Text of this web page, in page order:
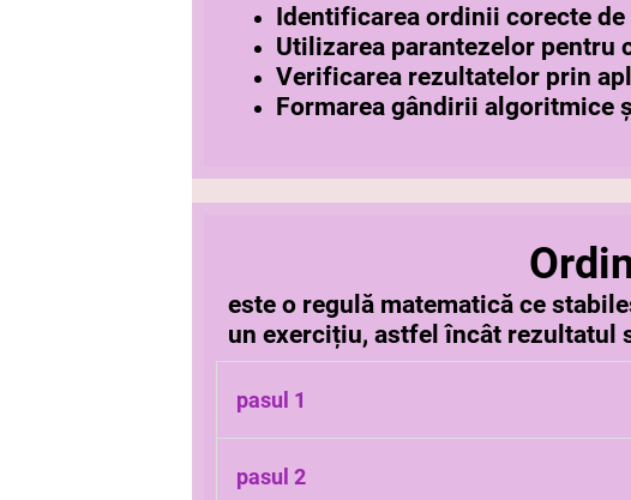
Identificarea ordinii corecte
Utilizarea parantezelor pentru
Verificarea rezultatelor prin
Formarea gândirii algoritmice
este o regulă matematică ce
un exercițiu, astfel încât rezultatul
pasul 1
Se efectuează operațiile din parantezele
pasul 2